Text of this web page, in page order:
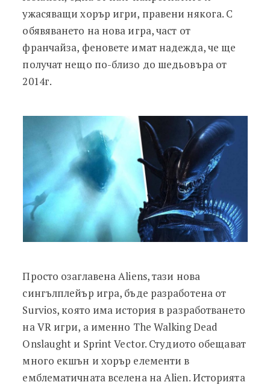
ужасяващи хорър игри, правени някога. С
обявяването на нова игра, част от
франчайза, феновете имат надежда, че ще
получат нещо по-близо до шедьовъра от
2014г.
Просто озаглавена Aliens, тази нова
сингълплейър игра, бъде разработена от
Survios, която има история в разработването
на VR игри, а именно The Walking Dead
Onslaught и Sprint Vector. Студиото обещават
много екшън и хорър елементи в
емблематичната вселена на Alien. Историята